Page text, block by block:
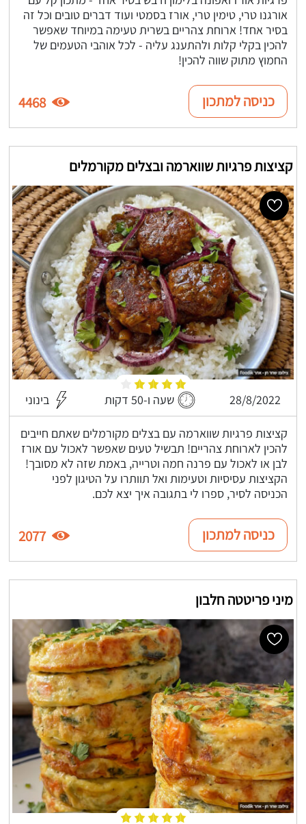
אורגנו טרי, טימין טרי, אורז בסמטי ועוד דברים טובים וכל זה
בסיר אחד! ארוחת צהריים בשרית טעימה במיוחד שאפשר
להכין בקלי קלות ולהתענג עליה - לכל אוהבי הטעמים של
החמוץ מתוק שווה להכין!
כניסה למתכון 4468
קציצות פרגיות שווארמה ובצלים מקורמלים
28/8/2022 שעה ו-50 דקות בינוני
קציצות פרגיות שווארמה עם בצלים מקורמלים שאתם חייבים
להכין לארוחת צהריים! תבשיל טעים שאפשר לאכול עם אורז
לבן או לאכול עם פרנה חמה וטרייה, באמת שזה לא מסובך!
הקציצות עסיסיות וטעימות ואל תוותרו על הטיגון לפני
הכניסה לסיר, ספרו לי בתגובה איך יצא לכם.
כניסה למתכון 2077
מיני פריטטה חלבון